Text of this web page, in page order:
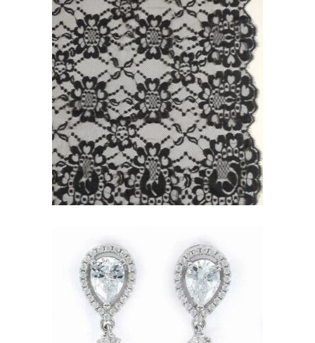
MANTILLA NEGRA
ECONÓMICA. 90CM X 210
CM
24,71€
PENDIENTES DE PERLAS Y
CIRCONITAS